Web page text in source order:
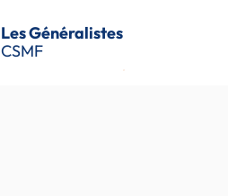
Les Généralistes
CSMF